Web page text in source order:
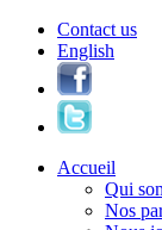
Contact us
English
Accueil
Qui
Nos